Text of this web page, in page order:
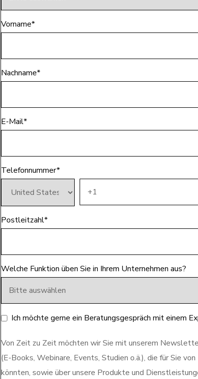
Vorname*
Nachname*
E-Mail*
Telefonnummer*
Postleitzahl*
Welche Funktion üben Sie in Ihrem Unternehmen aus?
Ich möchte gerne ein Beratungsgespräch mit einem
Von Zeit zu Zeit möchten wir Sie mit unserem
(E-Books, Webinare, Events, Studien o.ä.), die für Sie
könnten, sowie über unsere Produkte und